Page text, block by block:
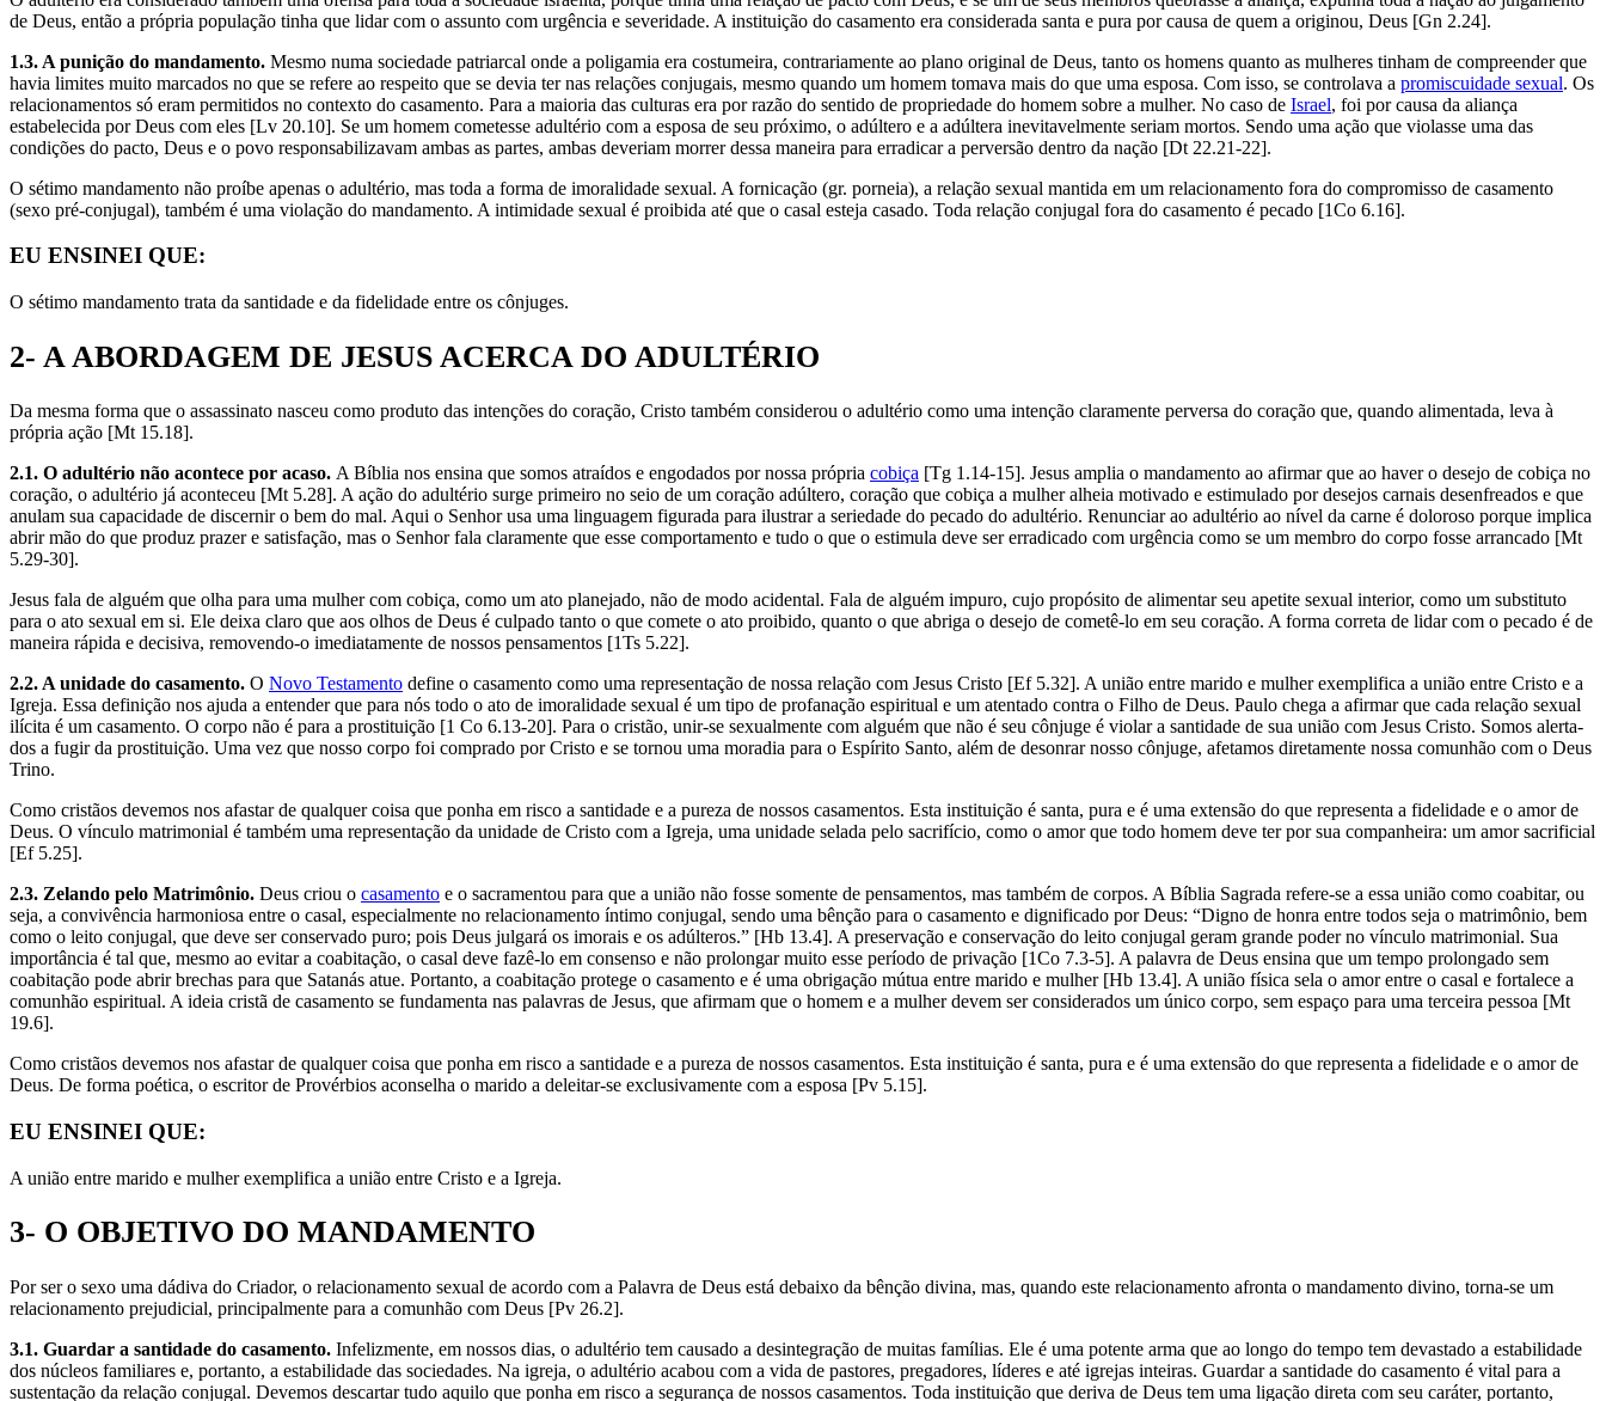
de Deus, então a própria população tinha que lidar com o assunto com urgência e severidade. A instituição do casamento era considerada santa e pura por causa de quem a originou, Deus [Gn 2.24].
1.3. A punição do mandamento. Mesmo numa sociedade patriarcal onde a poligamia era costumeira, contrariamente ao plano original de Deus, tanto os homens quanto as mulheres tinham de compreender que
havia limites muito marcados no que se refere ao respeito que se devia ter nas relações conjugais, mesmo quando um homem tomava mais do que uma esposa. Com isso, se controlava a promiscuidade sexual. Os
relacionamentos só eram permitidos no contexto do casamento. Para a maioria das culturas era por razão do sentido de propriedade do homem sobre a mulher. No caso de Israel, foi por causa da aliança
estabelecida por Deus com eles [Lv 20.10]. Se um homem cometesse adultério com a esposa de seu próximo, o adúltero e a adúltera inevitavelmente seriam mortos. Sendo uma ação que violasse uma das
condições do pacto, Deus e o povo responsabilizavam ambas as partes, ambas deveriam morrer dessa maneira para erradicar a perversão dentro da nação [Dt 22.21-22].
O sétimo mandamento não proíbe apenas o adultério, mas toda a forma de imoralidade sexual. A fornicação (gr. porneia), a relação sexual mantida em um relacionamento fora do compromisso de casamento
(sexo pré-conjugal), também é uma violação do mandamento. A intimidade sexual é proibida até que o casal esteja casado. Toda relação conjugal fora do casamento é pecado [1Co 6.16].
EU ENSINEI QUE:
O sétimo mandamento trata da santidade e da fidelidade entre os cônjuges.
2- A ABORDAGEM DE JESUS ACERCA DO ADULTÉRIO
Da mesma forma que o assassinato nasceu como produto das intenções do coração, Cristo também considerou o adultério como uma intenção claramente perversa do coração que, quando alimentada, leva à
própria ação [Mt 15.18].
2.1. O adultério não acontece por acaso. A Bíblia nos ensina que somos atraídos e engodados por nossa própria cobiça [Tg 1.14-15]. Jesus amplia o mandamento ao afirmar que ao haver o desejo de cobiça no
coração, o adultério já aconteceu [Mt 5.28]. A ação do adultério surge primeiro no seio de um coração adúltero, coração que cobiça a mulher alheia motivado e estimulado por desejos carnais desenfreados e que
anulam sua capacidade de discernir o bem do mal. Aqui o Senhor usa uma linguagem figurada para ilustrar a seriedade do pecado do adultério. Renunciar ao adultério ao nível da carne é doloroso porque implica
abrir mão do que produz prazer e satisfação, mas o Senhor fala claramente que esse comportamento e tudo o que o estimula deve ser erradicado com urgência como se um membro do corpo fosse arrancado [Mt
5.29-30].
Jesus fala de alguém que olha para uma mulher com cobiça, como um ato planejado, não de modo acidental. Fala de alguém impuro, cujo propósito de alimentar seu apetite sexual interior, como um substituto
para o ato sexual em si. Ele deixa claro que aos olhos de Deus é culpado tanto o que comete o ato proibido, quanto o que abriga o desejo de cometê-lo em seu coração. A forma correta de lidar com o pecado é de
maneira rápida e decisiva, removendo-o imediatamente de nossos pensamentos [1Ts 5.22].
2.2. A unidade do casamento. O Novo Testamento define o casamento como uma representação de nossa relação com Jesus Cristo [Ef 5.32]. A união entre marido e mulher exemplifica a união entre Cristo e a
Igreja. Essa definição nos ajuda a entender que para nós todo o ato de imoralidade sexual é um tipo de profanação espiritual e um atentado contra o Filho de Deus. Paulo chega a afirmar que cada relação sexual
ilícita é um casamento. O corpo não é para a prostituição [1 Co 6.13-20]. Para o cristão, unir-se sexualmente com alguém que não é seu cônjuge é violar a santidade de sua união com Jesus Cristo. Somos alerta-
dos a fugir da prostituição. Uma vez que nosso corpo foi comprado por Cristo e se tornou uma moradia para o Espírito Santo, além de desonrar nosso cônjuge, afetamos diretamente nossa comunhão com o Deus
Trino.
Como cristãos devemos nos afastar de qualquer coisa que ponha em risco a santidade e a pureza de nossos casamentos. Esta instituição é santa, pura e é uma extensão do que representa a fidelidade e o amor de
Deus. O vínculo matrimonial é também uma representação da unidade de Cristo com a Igreja, uma unidade selada pelo sacrifício, como o amor que todo homem deve ter por sua companheira: um amor sacrificial
[Ef 5.25].
2.3. Zelando pelo Matrimônio. Deus criou o casamento e o sacramentou para que a união não fosse somente de pensamentos, mas também de corpos. A Bíblia Sagrada refere-se a essa união como coabitar, ou
seja, a convivência harmoniosa entre o casal, especialmente no relacionamento íntimo conjugal, sendo uma bênção para o casamento e dignificado por Deus: “Digno de honra entre todos seja o matrimônio, bem
como o leito conjugal, que deve ser conservado puro; pois Deus julgará os imorais e os adúlteros.” [Hb 13.4]. A preservação e conservação do leito conjugal geram grande poder no vínculo matrimonial. Sua
importância é tal que, mesmo ao evitar a coabitação, o casal deve fazê-lo em consenso e não prolongar muito esse período de privação [1Co 7.3-5]. A palavra de Deus ensina que um tempo prolongado sem
coabitação pode abrir brechas para que Satanás atue. Portanto, a coabitação protege o casamento e é uma obrigação mútua entre marido e mulher [Hb 13.4]. A união física sela o amor entre o casal e fortalece a
comunhão espiritual. A ideia cristã de casamento se fundamenta nas palavras de Jesus, que afirmam que o homem e a mulher devem ser considerados um único corpo, sem espaço para uma terceira pessoa [Mt
19.6].
Como cristãos devemos nos afastar de qualquer coisa que ponha em risco a santidade e a pureza de nossos casamentos. Esta instituição é santa, pura e é uma extensão do que representa a fidelidade e o amor de
Deus. De forma poética, o escritor de Provérbios aconselha o marido a deleitar-se exclusivamente com a esposa [Pv 5.15].
EU ENSINEI QUE:
A união entre marido e mulher exemplifica a união entre Cristo e a Igreja.
3- O OBJETIVO DO MANDAMENTO
Por ser o sexo uma dádiva do Criador, o relacionamento sexual de acordo com a Palavra de Deus está debaixo da bênção divina, mas, quando este relacionamento afronta o mandamento divino, torna-se um
relacionamento prejudicial, principalmente para a comunhão com Deus [Pv 26.2].
3.1. Guardar a santidade do casamento. Infelizmente, em nossos dias, o adultério tem causado a desintegração de muitas famílias. Ele é uma potente arma que ao longo do tempo tem devastado a estabilidade
dos núcleos familiares e, portanto, a estabilidade das sociedades. Na igreja, o adultério acabou com a vida de pastores, pregadores, líderes e até igrejas inteiras. Guardar a santidade do casamento é vital para a
sustentação da relação conjugal. Devemos descartar tudo aquilo que ponha em risco a segurança de nossos casamentos. Toda instituição que deriva de Deus tem uma ligação direta com seu caráter, portanto,